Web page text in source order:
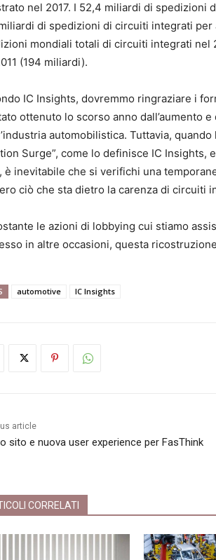
nel 2017. I 52,4 miliardi di spedizioni
di spedizioni di circuiti integrati
mondiali totali di circuiti integrati
(194 miliardi).
IC Insights, dovremmo ringraziare i
ottenuto lo scorso anno dall’aumento
automobilistica. Tuttavia,
Surge”, come lo definisce IC
è inevitabile che si verifichi una
ciò che sta dietro la carenza di circuiti
le azioni di lobbying cui stiamo
in altre occasioni, questa
automotive IC Insights
article
sito e nuova user experience per FasThink
CORRELATI